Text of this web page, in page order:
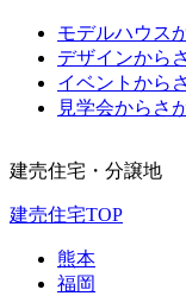
モデルハウス
デザインから
イベントから
見学会からさ
建売住宅・分譲地
建売住宅TOP
熊本
福岡